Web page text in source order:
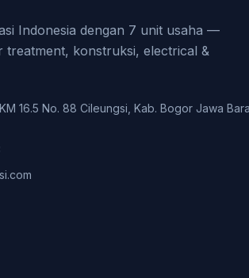
Indonesia dengan 7 unit usaha —
treatment, konstruksi, electrical &
16.5 No. 88 Cileungsi, Kab. Bogor Jawa